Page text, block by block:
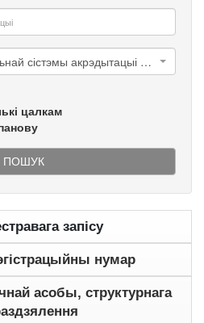
па рэестры Нацыянальнай сістэмы акрэдытацыі Рэспублікі Беларусь
цалкам
ПОШУК
запісу
нумар
асобы, структурнага